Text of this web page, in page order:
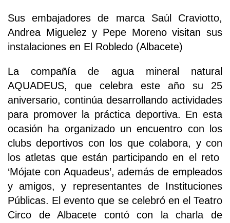
Sus embajadores de marca Saúl Craviotto,
Andrea Miguelez y Pepe Moreno visitan sus
instalaciones en El Robledo (Albacete)
La compañía de agua mineral natural
AQUADEUS, que celebra este año su 25
aniversario, continúa desarrollando actividades
para promover la práctica deportiva. En esta
ocasión ha organizado un encuentro con los
clubs deportivos con los que colabora, y con
los atletas que están participando en el reto
‘Mójate con Aquadeus’, además de empleados
y amigos, y representantes de Instituciones
Públicas. El evento que se celebró en el Teatro
Circo de Albacete contó con la charla de